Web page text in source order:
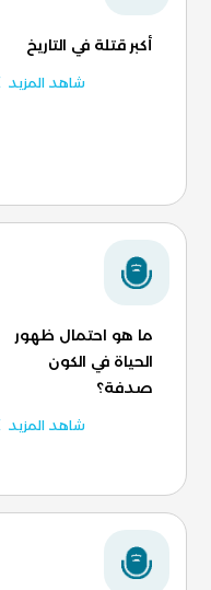
أكبر قتلة في التاريخ
شاهد المزيد
ما هو احتمال ظهور
الحياة في الكون
صدفة؟
شاهد المزيد